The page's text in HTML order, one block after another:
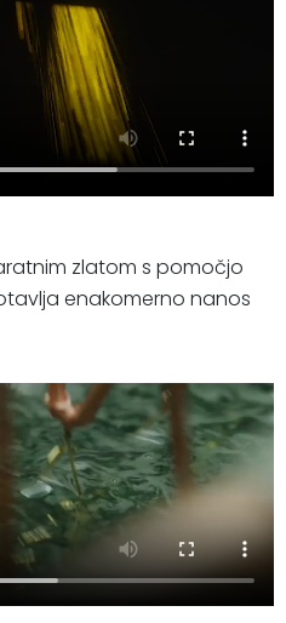
zlatom s pomočjo
enakomerno nanos